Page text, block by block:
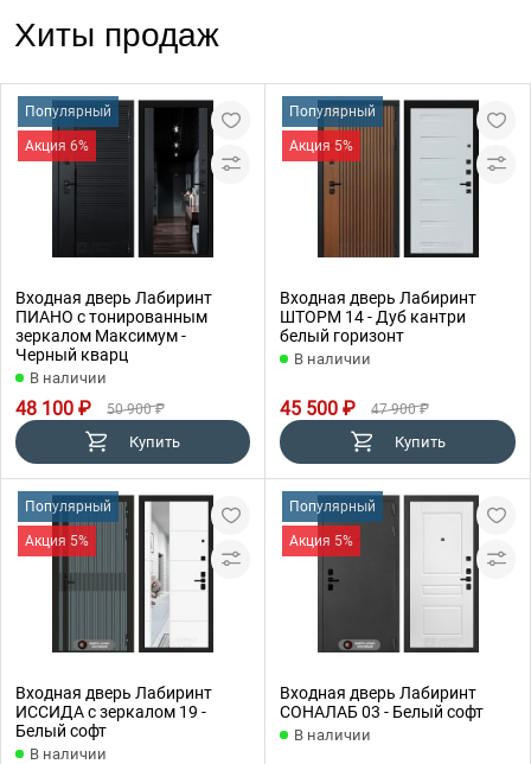
Хиты продаж
Популярный
Акция 6%
Входная дверь Лабиринт
ПИАНО с тонированным
зеркалом Максимум -
Черный кварц
В наличии
48 100 ₽ 50 900 ₽
Купить
Популярный
Акция 5%
Входная дверь Лабиринт
ШТОРМ 14 - Дуб кантри
белый горизонт
В наличии
45 500 ₽ 47 900 ₽
Купить
Популярный
Акция 5%
Входная дверь Лабиринт
ИССИДА с зеркалом 19 -
Белый софт
В наличии
Популярный
Акция 5%
Входная дверь Лабиринт
СОНАЛАБ 03 - Белый софт
В наличии